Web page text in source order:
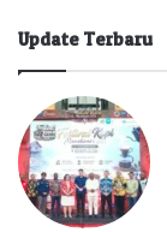
Update Terbaru